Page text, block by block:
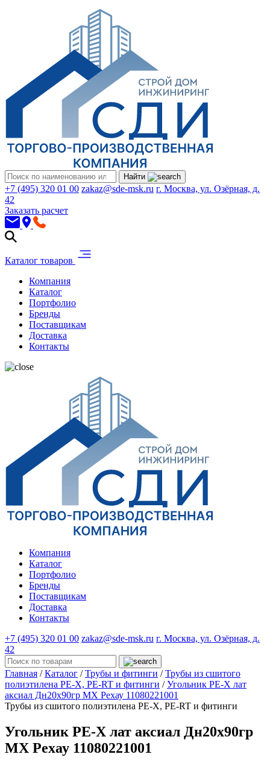
Найти
+7 (495) 320 01 00 zakaz@sde-msk.ru г. Москва, ул. Озёрная, д.
42
Заказать расчет
Каталог товаров
Компания
Каталог
Портфолио
Бренды
Поставщикам
Доставка
Контакты
Компания
Каталог
Портфолио
Бренды
Поставщикам
Доставка
Контакты
+7 (495) 320 01 00 zakaz@sde-msk.ru г. Москва, ул. Озёрная, д.
42
Главная / Каталог / Трубы и фитинги / Трубы из сшитого
полиэтилена PE-X, PE-RT и фитинги / Угольник PE-X лат
аксиал Дн20х90гр MX Рехау 11080221001
Трубы из сшитого полиэтилена PE-X, PE-RT и фитинги
Угольник PE-X лат аксиал Дн20х90гр
MX Рехау 11080221001